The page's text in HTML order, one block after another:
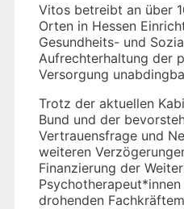
Vitos betreibt an über
Orten in Hessen
Gesundheits- und
Aufrechterhaltung der
Versorgung
Trotz der aktuellen
Bund und der
Vertrauensfrage und
weiteren
Finanzierung der
drohenden